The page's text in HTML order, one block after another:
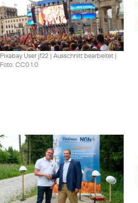
Pixabay User jf22 | Ausschnitt bearbeitet |
Foto: CC0 1.0